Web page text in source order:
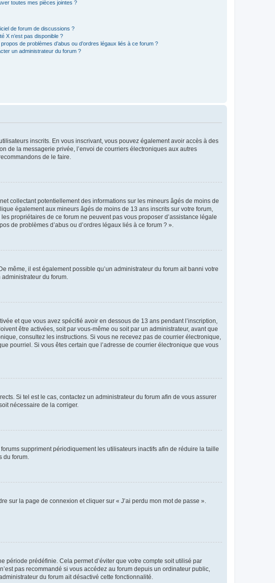
toutes mes pièces jointes ?
de forum de discussions ?
X n’est pas disponible ?
de problèmes d’abus ou d’ordres légaux liés à ce forum ?
un administrateur du forum ?
inscrits. En vous inscrivant, vous pouvez également avoir accès à des
de la messagerie privée, l’envoi de courriers électroniques aux autres
de le faire.
collectant potentiellement des informations sur les mineurs âgés de moins de
également aux mineurs âgés de moins de 13 ans inscrits sur votre forum,
propriétaires de ce forum ne peuvent pas vous proposer d’assistance légale
de problèmes d’abus ou d’ordres légaux liés à ce forum ? ».
même, il est également possible qu’un administrateur du forum ait banni votre
du forum.
et que vous avez spécifié avoir en dessous de 13 ans pendant l’inscription,
être activées, soit par vous-même ou soit par un administrateur, avant que
consultez les instructions. Si vous ne recevez pas de courrier électronique,
pourriel. Si vous êtes certain que l’adresse de courrier électronique que vous
Si tel est le cas, contactez un administrateur du forum afin de vous assurer
nécessaire de la corriger.
suppriment périodiquement les utilisateurs inactifs afin de réduire la taille
du forum.
sur la page de connexion et cliquer sur « J’ai perdu mon mot de passe ».
période prédéfinie. Cela permet d’éviter que votre compte soit utilisé par
pas recommandé si vous accédez au forum depuis un ordinateur public,
du forum ait désactivé cette fonctionnalité.